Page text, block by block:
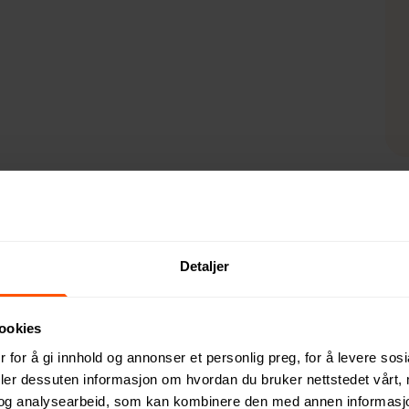
Detaljer
for å gi innhold og annonser et personlig preg, for å levere
dessuten informasjon om hvordan du bruker nettstedet vårt,
analysearbeid, som kan kombinere den med annen
powerbank. Takket være den ultraraske type C 18W PD
fortiden. Powerbanken inneholder et A-grad 10.000 mah
lar deg lade opptil 3 enheter samtidig. Urban Vitamin
2A, 9V/2A; Type-C Output: 5V/3A, 9V/2A, 12V/1.5A; USB